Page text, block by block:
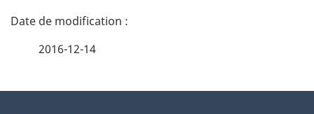
D
2016-12-14